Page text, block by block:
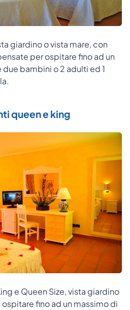
giardino o vista mare, con
per ospitare fino ad un
bambini o 2 adulti ed 1
queen e king
e Queen Size, vista giardino
fino ad un massimo di